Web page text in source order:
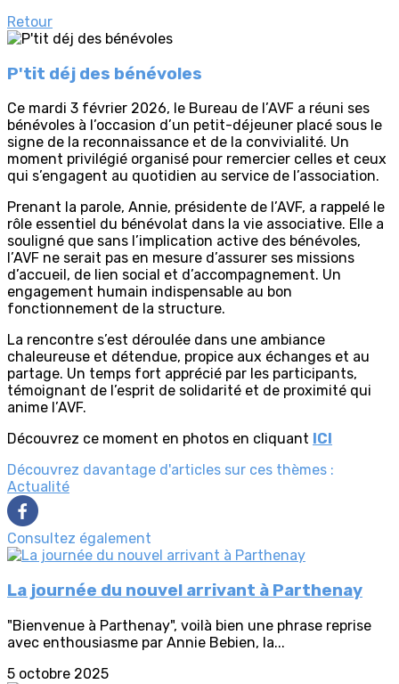
Retour
P'tit déj des bénévoles
Ce mardi 3 février 2026, le Bureau de l’AVF a réuni ses
bénévoles à l’occasion d’un petit-déjeuner placé sous le
signe de la reconnaissance et de la convivialité. Un
moment privilégié organisé pour remercier celles et ceux
qui s’engagent au quotidien au service de l’association.
Prenant la parole, Annie, présidente de l’AVF, a rappelé le
rôle essentiel du bénévolat dans la vie associative. Elle a
souligné que sans l’implication active des bénévoles,
l’AVF ne serait pas en mesure d’assurer ses missions
d’accueil, de lien social et d’accompagnement. Un
engagement humain indispensable au bon
fonctionnement de la structure.
La rencontre s’est déroulée dans une ambiance
chaleureuse et détendue, propice aux échanges et au
partage. Un temps fort apprécié par les participants,
témoignant de l’esprit de solidarité et de proximité qui
anime l’AVF.
Découvrez ce moment en photos en cliquant ICI
Découvrez davantage d'articles sur ces thèmes :
Actualité
Consultez également
La journée du nouvel arrivant à Parthenay
"Bienvenue à Parthenay", voilà bien une phrase reprise
avec enthousiasme par Annie Bebien, la...
5 octobre 2025